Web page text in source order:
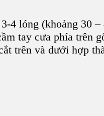
4 lóng (khoảng 30
tay cưa phía trên
trên và dưới hợp